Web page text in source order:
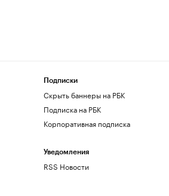
Подписки
Скрыть баннеры на РБК
Подписка на РБК
Корпоративная подписка
Уведомления
RSS Новости